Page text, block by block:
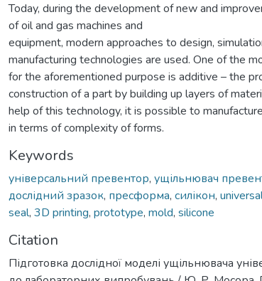
Today, during the development of new and
of oil and gas machines and
equipment, modern approaches to design,
manufacturing technologies are used. One of the
for the aforementioned purpose is additive – the
construction of a part by building up layers of
help of this technology, it is possible to
in terms of complexity of forms.
Keywords
універсальний превентор, ущільнювач
дослідний зразок, пресформа, силікон,
seal, 3D printing, prototype, mold, silicone
Citation
Підготовка дослідної моделі ущільнювача